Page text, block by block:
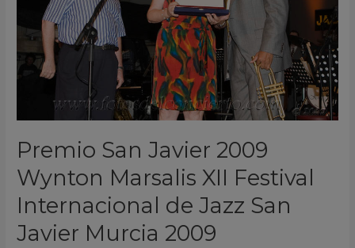
Premio San Javier 2009
Wynton Marsalis XII Festival
Internacional de Jazz San
Javier Murcia 2009
Marsalis
XII
Festival
Internacional
Javier
2009